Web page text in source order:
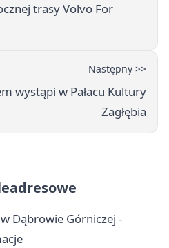
trasy Volvo For
Następny >>
wystąpi w Pałacu Kultury
Zagłębia
Dąbrowie Górniczej -